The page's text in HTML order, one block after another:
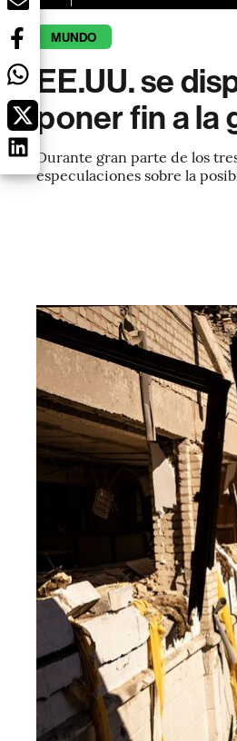
MUNDO
EE.UU. se
poner fin a la
Durante gran parte de los
especulaciones sobre la